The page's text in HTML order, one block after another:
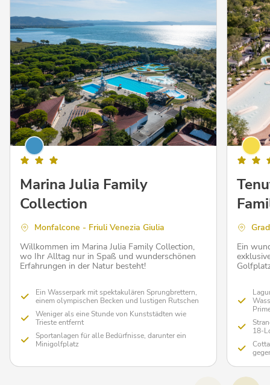
Marina Julia Family
Collection
Monfalcone - Friuli Venezia Giulia
Willkommen im Marina Julia Family Collection,
wo Ihr Alltag nur in Spaß und wunderschönen
Erfahrungen in der Natur besteht!
Ein Wasserpark mit spektakulären Sprungbrettern,
einem olympischen Becken und lustigen Rutschen
Weniger als eine Stunde von Kunststädten wie
Trieste entfernt
Sportanlagen für alle Bedürfnisse, darunter ein
Minigolfplatz
Ein
18-